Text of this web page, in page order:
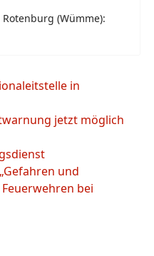
(Wümme):
in
jetzt möglich
und
bei